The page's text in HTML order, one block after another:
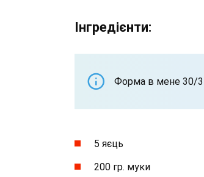
Інгредієнти:
Форма в мене 30/
5 яєць
200 гр. муки